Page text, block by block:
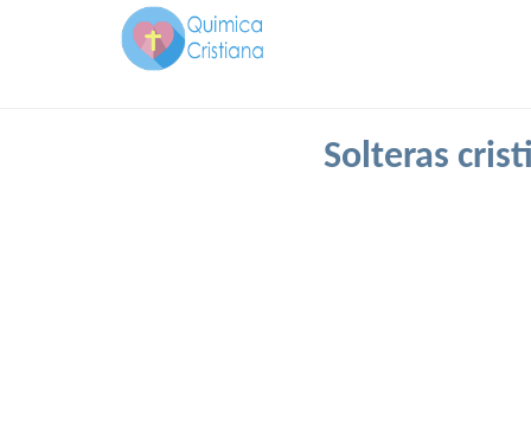
Solteras